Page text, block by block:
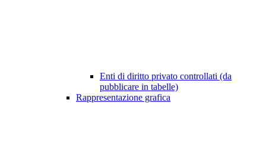
Enti di diritto privato controllati (da
pubblicare in tabelle)
Rappresentazione grafica